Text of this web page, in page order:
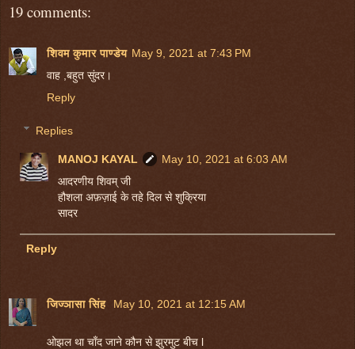
19 comments:
शिवम कुमार पाण्डेय May 9, 2021 at 7:43 PM
वाह ,बहुत सुंदर।
Reply
Replies
MANOJ KAYAL
May 10, 2021 at 6:03 AM
आदरणीय शिवम् जी
हौशला अफ़ज़ाई के तहे दिल से शुक्रिया
सादर
Reply
जिज्ञासा सिंह May 10, 2021 at 12:15 AM
ओझल था चाँद जाने कौन से झुरमुट बीच l